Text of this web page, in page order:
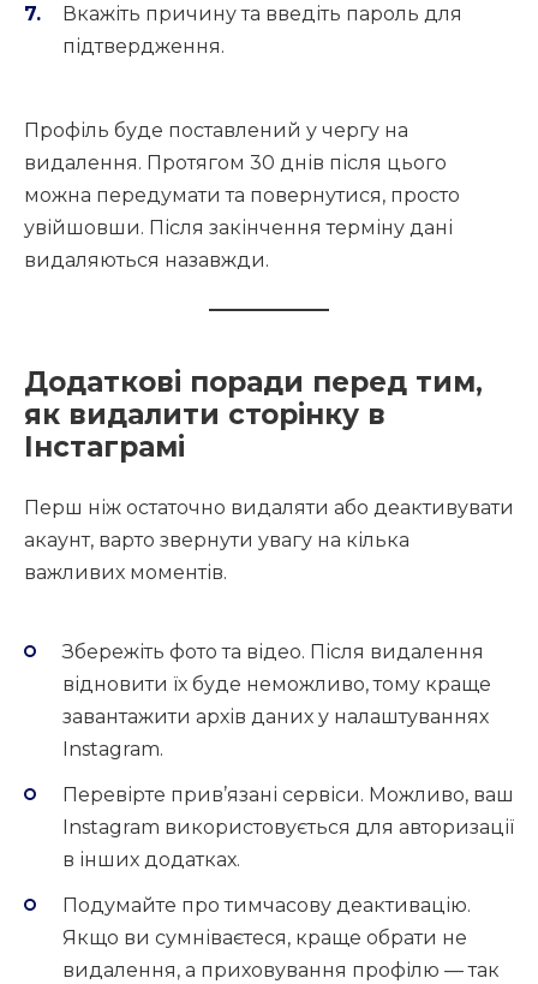
Вкажіть причину та введіть пароль для
підтвердження.
Профіль буде поставлений у чергу на
видалення. Протягом 30 днів після цього
можна передумати та повернутися, просто
увійшовши. Після закінчення терміну дані
видаляються назавжди.
Додаткові поради перед тим,
як видалити сторінку в
Інстаграмі
Перш ніж остаточно видаляти або деактивувати
акаунт, варто звернути увагу на кілька
важливих моментів.
Збережіть фото та відео. Після видалення
відновити їх буде неможливо, тому краще
завантажити архів даних у налаштуваннях
Instagram.
Перевірте прив’язані сервіси. Можливо, ваш
Instagram використовується для авторизації
в інших додатках.
Подумайте про тимчасову деактивацію.
Якщо ви сумніваєтеся, краще обрати не
видалення, а приховування профілю — так